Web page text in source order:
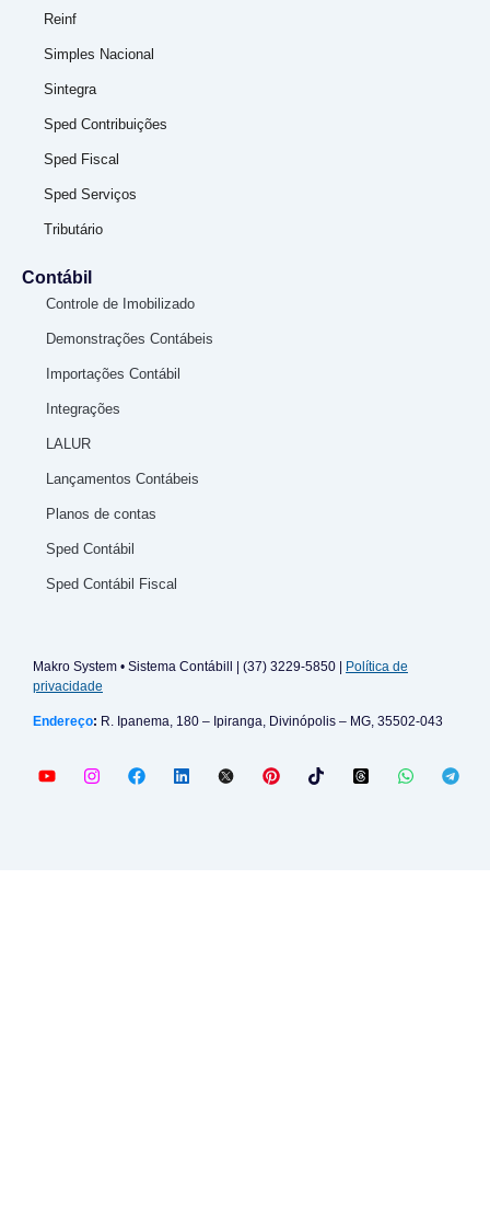
Reinf
Simples Nacional
Sintegra
Sped Contribuições
Sped Fiscal
Sped Serviços
Tributário
Contábil
Controle de Imobilizado
Demonstrações Contábeis
Importações Contábil
Integrações
LALUR
Lançamentos Contábeis
Planos de contas
Sped Contábil
Sped Contábil Fiscal
Makro System • Sistema Contábill | (37) 3229-5850 | Política de
privacidade
Endereço: R. Ipanema, 180 – Ipiranga, Divinópolis – MG, 35502-043